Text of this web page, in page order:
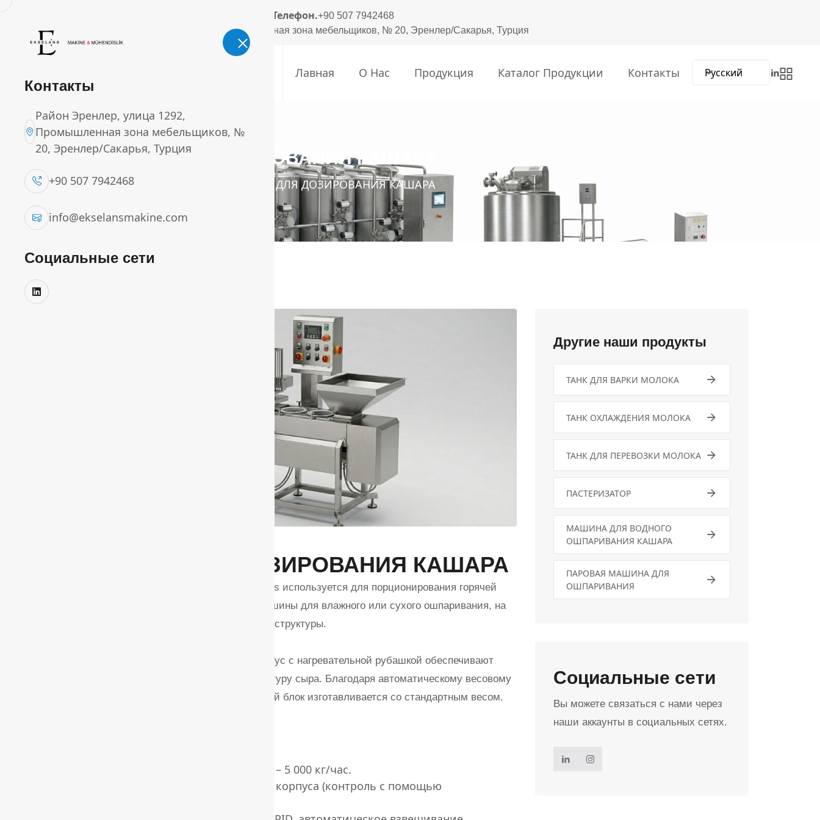
Телефон.+90 507 7942468
Адрес. Район Эренлер, улица 1292, Промышленная зона мебельщиков, № 20, Эренлер/Сакарья, Турция
Лавная О Нас Продукция Каталог Продукции Контакты Русский
Контакты
Район Эренлер, улица 1292,
Промышленная зона мебельщиков, №
20, Эренлер/Сакарья, Турция
+90 507 7942468
info@ekselansmakine.com
Социальные сети
МАШИНА ДЛЯ ДОЗИРОВАНИЯ КАШАРА
Главная страница МАШИНА ДЛЯ ДОЗИРОВАНИЯ КАШАРА
МАШИНА ДЛЯ ДОЗИРОВАНИЯ КАШАРА
Машина для дозирования кашара Ekselans используется для порционирования горячей
сырной массы кашара, выходящей из машины для влажного или сухого ошпаривания, на
порции заданного веса без нарушения её структуры.
Тефлоновые шнеки внутри бункера и корпус с нагревательной рубашкой обеспечивают
непрерывность потока, сохраняя температуру сыра. Благодаря автоматическому весовому
модулю и системе режущих ножей каждый блок изготавливается со стандартным весом.
500 кг/час – 5 000 кг/час.
Нагревательная рубашка корпуса (контроль с помощью
Другие наши продукты
ТАНК ДЛЯ ВАРКИ МОЛОКА
ТАНК ОХЛАЖДЕНИЯ МОЛОКА
ТАНК ДЛЯ ПЕРЕВОЗКИ МОЛОКА
ПАСТЕРИЗАТОР
МАШИНА ДЛЯ ВОДНОГО
ОШПАРИВАНИЯ КАШАРА
ПАРОВАЯ МАШИНА ДЛЯ
ОШПАРИВАНИЯ
Социальные сети
Вы можете связаться с нами через
наши аккаунты в социальных сетях.